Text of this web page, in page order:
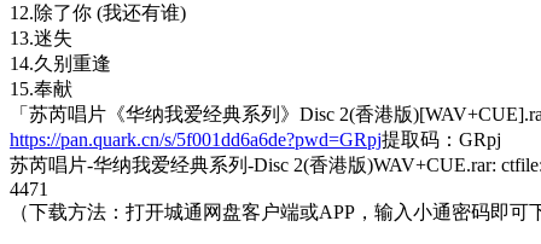
12.除了你 (我还有谁)
13.迷失
14.久别重逢
15.奉献
「苏芮唱片《华纳我爱经典系列》Disc 2(香港版
https://pan.quark.cn/s/5f001dd6a6de?pwd=GRpj提取码：GRpj
苏芮唱片-华纳我爱经典系列-Disc 2(香港版)WAV+CUE.rar:
4471
（下载方法：打开城通网盘客户端或APP，输入小通密码即可